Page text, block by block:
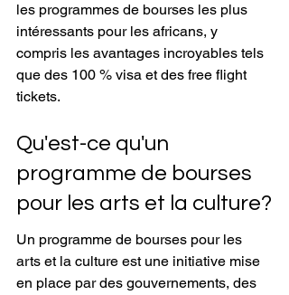
les programmes de bourses les plus
intéressants pour les africans, y
compris les avantages incroyables tels
que des 100 % visa et des free flight
tickets.
Qu'est-ce qu'un
programme de bourses
pour les arts et la culture?
Un programme de bourses pour les
arts et la culture est une initiative mise
en place par des gouvernements, des